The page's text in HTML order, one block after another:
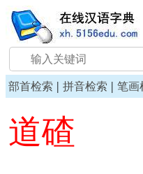
部首检索 | 拼音检索 | 笔画
道碴